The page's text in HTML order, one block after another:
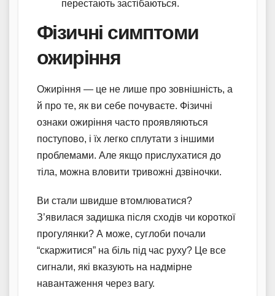
перестають застібаються.
Фізичні симптоми
ожиріння
Ожиріння — це не лише про зовнішність, а
й про те, як ви себе почуваєте. Фізичні
ознаки ожиріння часто проявляються
поступово, і їх легко сплутати з іншими
проблемами. Але якщо прислухатися до
тіла, можна вловити тривожні дзвіночки.
Ви стали швидше втомлюватися?
З’явилася задишка після сходів чи короткої
прогулянки? А може, суглоби почали
“скаржитися” на біль під час руху? Це все
сигнали, які вказують на надмірне
навантаження через вагу.